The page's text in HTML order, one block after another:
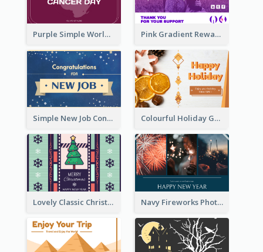
Purple Simple World Cancer Day Greeting Card Pink Gradient Reward For Donation Card Design
Simple New Job Congratulations Card In Yellow And Blue Colourful Holiday Greeting Card In Orange Theme
Lovely Classic Christmas Greeting Card Design Navy Fireworks Photo Happy New Year Greeting Card